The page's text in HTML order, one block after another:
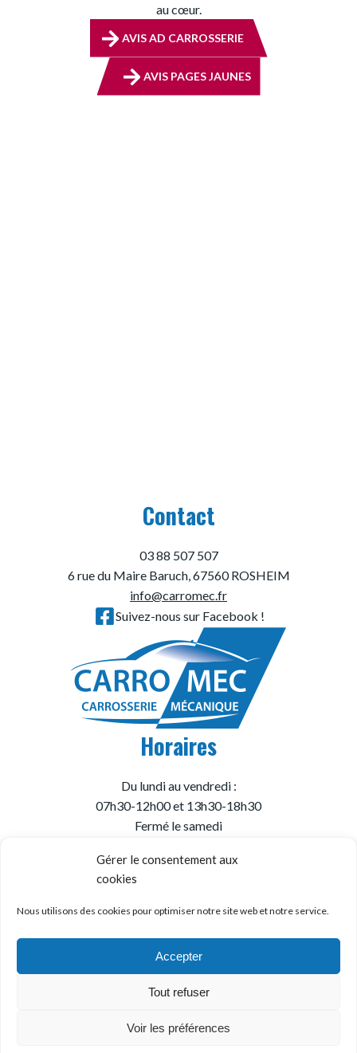
Gérer le consentement aux
cookies
Nous utilisons des cookies pour optimiser notre site web et notre service.
Accepter
Tout refuser
Voir les préférences
au cœur.
AVIS AD CARROSSERIE
AVIS PAGES JAUNES
Contact
03 88 507 507
6 rue du Maire Baruch, 67560 ROSHEIM
info@carromec.fr
Suivez-nous sur Facebook !
Horaires
Du lundi au vendredi :
07h30-12h00 et 13h30-18h30
Fermé le samedi
© Garage Carromec
Mentions Légales